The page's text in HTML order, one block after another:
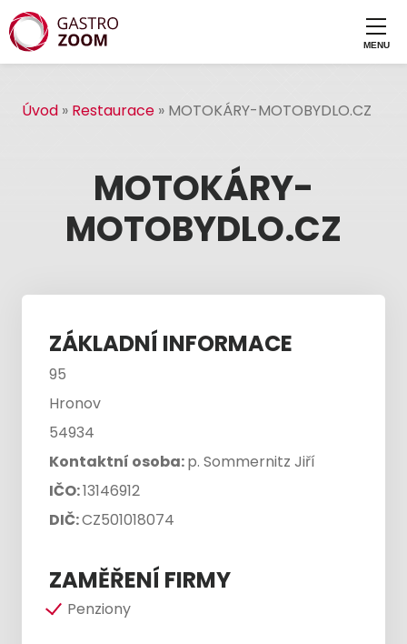
Úvod » Restaurace » MOTOKÁRY-MOTOBYDLO.CZ
MOTOKÁRY-
MOTOBYDLO.CZ
ZÁKLADNÍ INFORMACE
95
Hronov
54934
Kontaktní osoba:p. Sommernitz Jiří
IČO:13146912
DIČ:CZ501018074
ZAMĚŘENÍ FIRMY
Penziony